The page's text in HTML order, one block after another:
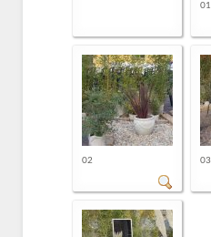
01
02 03